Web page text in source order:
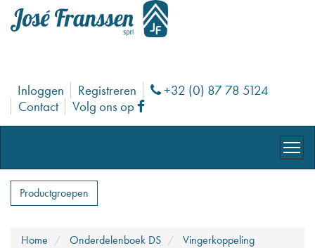
Inloggen Registreren Phone
+32 (0) 87 78 5124
Contact
Volg ons op Facebook
Productgroepen
Home Onderdelenboek DS Vingerkoppeling